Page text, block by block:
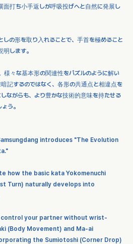
面打ち小手返しが呼吸投げへと自然に発展し
の形を取り入れることで、手首を極めること
します。
様々な基本形の関連性をパズルのように解い
記するのではなく、各形の共通点と相違点を
ながらも、より豊かな技術的意味を持たせる
う。
introduces "The Evolution
how the basic kata Yokomenuchi
Turn) naturally develops into
control your partner without wrist-
(Body Movement) and Ma-ai
the Sumiotoshi (Corner Drop)